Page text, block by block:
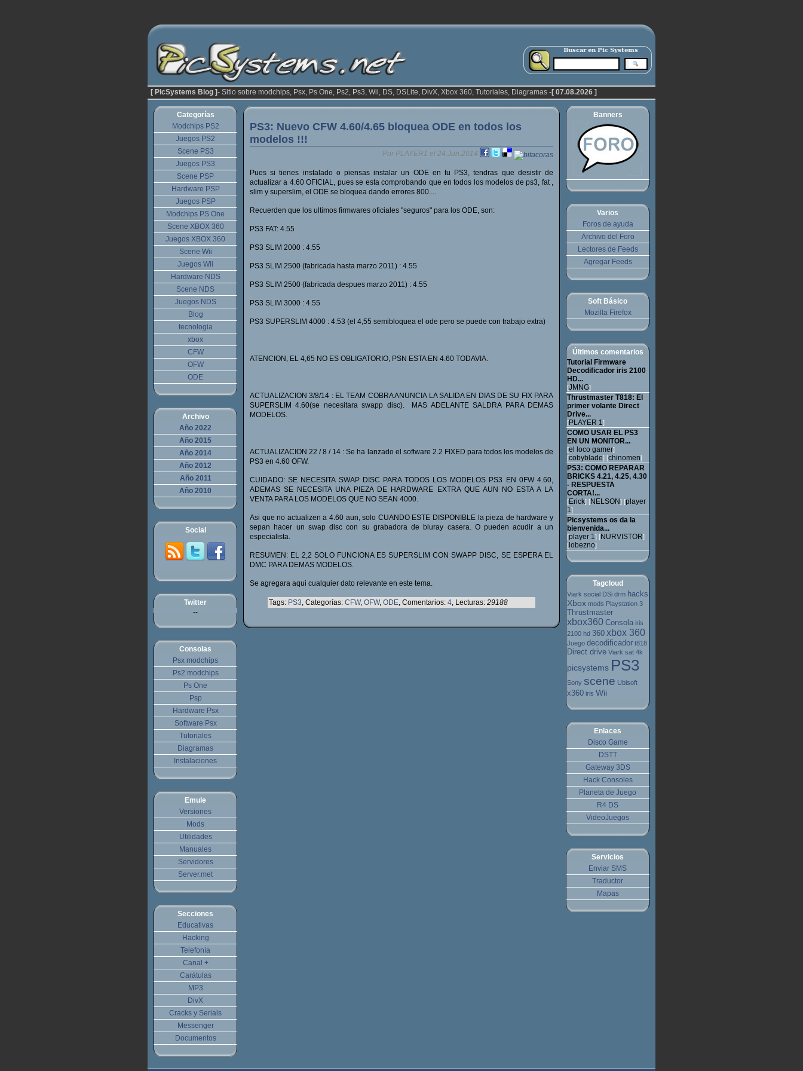
[ PicSystems Blog ]- Sitio sobre modchips, Psx, Ps One, Ps2, Ps3, Wii, DS, DSLite, DivX, Xbox 360, Tutoriales, Diagramas -[ 07.08.2026 ]
PS3: Nuevo CFW 4.60/4.65 bloquea ODE en todos los
modelos !!!
Por PLAYER1 el 24.Jun.2014
Pues si tienes instalado o piensas instalar un ODE en tu PS3, tendras que desistir de
actualizar a 4.60 OFICIAL, pues se esta comprobando que en todos los modelos de ps3, fat ,
slim y superslim, el ODE se bloquea dando errores 800....
Recuerden que los ultimos firmwares oficiales "seguros" para los ODE, son:
PS3 FAT: 4.55
PS3 SLIM 2000 : 4.55
PS3 SLIM 2500 (fabricada hasta marzo 2011) : 4.55
PS3 SLIM 2500 (fabricada despues marzo 2011) : 4.55
PS3 SLIM 3000 : 4.55
PS3 SUPERSLIM 4000 : 4.53 (el 4,55 semibloquea el ode pero se puede con trabajo extra)
ATENCION, EL 4,65 NO ES OBLIGATORIO, PSN ESTA EN 4.60 TODAVIA.
ACTUALIZACION 3/8/14 : EL TEAM COBRA ANUNCIA LA SALIDA EN DIAS DE SU FIX PARA
SUPERSLIM 4.60(se necesitara swapp disc). MAS ADELANTE SALDRA PARA DEMAS
MODELOS.
ACTUALIZACION 22 / 8 / 14 : Se ha lanzado el software 2.2 FIXED para todos los modelos de
PS3 en 4.60 OFW.
CUIDADO: SE NECESITA SWAP DISC PARA TODOS LOS MODELOS PS3 EN 0FW 4.60,
ADEMAS SE NECESITA UNA PIEZA DE HARDWARE EXTRA QUE AUN NO ESTA A LA
VENTA PARA LOS MODELOS QUE NO SEAN 4000.
Asi que no actualizen a 4.60 aun, solo CUANDO ESTE DISPONIBLE la pieza de hardware y
sepan hacer un swap disc con su grabadora de bluray casera. O pueden acudir a un
especialista.
RESUMEN: EL 2,2 SOLO FUNCIONA ES SUPERSLIM CON SWAPP DISC, SE ESPERA EL
DMC PARA DEMAS MODELOS.
Se agregara aqui cualquier dato relevante en este tema.
Tags: PS3, Categorías: CFW, OFW, ODE, Comentarios: 4, Lecturas: 29188
Banners
Varios
Foros de ayuda
Archivo del Foro
Lectores de Feeds
Agregar Feeds
Soft Básico
Mozilla Firefox
Últimos comentarios
Tutorial Firmware
Decodificador iris 2100
HD...
[JMNG]
Thrustmaster T818: El
primer volante Direct
Drive...
[PLAYER 1]
COMO USAR EL PS3
EN UN MONITOR...
[el loco gamer]
[cobyblade] [chinomen]
PS3: COMO REPARAR
BRICKS 4.21, 4.25, 4.30
- RESPUESTA
CORTA!...
[Erick] [NELSON] [player
1]
Picsystems os da la
bienvenida...
[player 1] [NURVISTOR]
[ lobezno]
Tagcloud
Viark social DSi drm hacks
Xbox mods Playstation 3
Thrustmaster
xbox360 Consola iris
2100 hd 360 xbox 360
Juego decodificador t818
Direct drive Viark sat 4k
picsystems PS3
Sony scene Ubisoft
x360 iris Wii
Enlaces
Disco Game
DSTT
Gateway 3DS
Hack Consoles
Planeta de Juego
R4 DS
VideoJuegos
Servicios
Enviar SMS
Traductor
Mapas
Categorías
Modchips PS2
Juegos PS2
Scene PS3
Juegos PS3
Scene PSP
Hardware PSP
Juegos PSP
Modchips PS One
Scene XBOX 360
Juegos XBOX 360
Scene Wii
Juegos Wii
Hardware NDS
Scene NDS
Juegos NDS
Blog
tecnologia
xbox
CFW
OFW
ODE
Archivo
Año 2022
Año 2015
Año 2014
Año 2012
Año 2011
Año 2010
Social
Twitter
--
Consolas
Psx modchips
Ps2 modchips
Ps One
Psp
Hardware Psx
Software Psx
Tutoriales
Diagramas
Instalaciones
Emule
Versiones
Mods
Utilidades
Manuales
Servidores
Server.met
Secciones
Educativas
Hacking
Telefonía
Canal +
Carátulas
MP3
DivX
Cracks y Serials
Messenger
Documentos